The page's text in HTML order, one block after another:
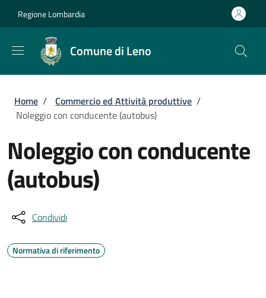
Regione Lombardia
Comune di Leno
Briciole di pane
Home / Commercio ed Attività produttive /
Noleggio con conducente (autobus)
Noleggio con conducente
(autobus)
Condividi
Normativa di riferimento